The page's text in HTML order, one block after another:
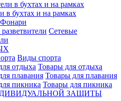
в бухтах и на рамках
Фонари
Сетевые
Виды спорта
Товары для отдыха
Товары для плавания
Товары для пикника
ЗАЩИТЫ